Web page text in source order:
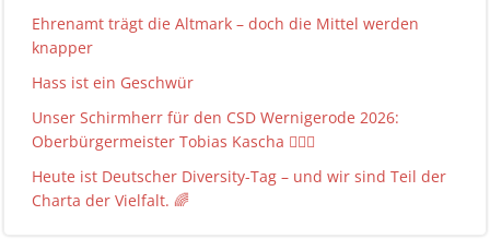
Ehrenamt trägt die Altmark – doch die Mittel werden
knapper
Hass ist ein Geschwür
Unser Schirmherr für den CSD Wernigerode 2026:
Oberbürgermeister Tobias Kascha 🏳️‍🌈✨
Heute ist Deutscher Diversity-Tag – und wir sind Teil der
Charta der Vielfalt. 🌈